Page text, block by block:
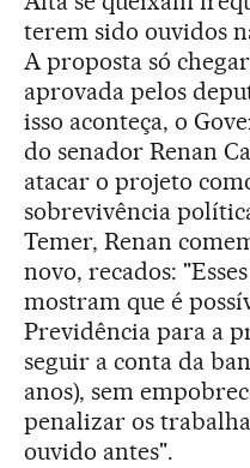
terem sido ouvidos
A proposta só
aprovada pelos
isso aconteça, o
do senador Renan
atacar o projeto
sobrevivência
Temer, Renan
novo, recados:
mostram que é
Previdência para a
seguir a conta da
anos), sem
penalizar os
ouvido antes".